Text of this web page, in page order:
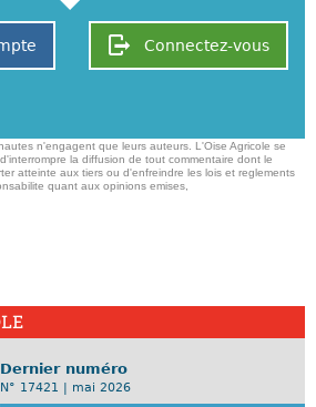
Connectez-vous
n'engagent que leurs auteurs. L'Oise Agricole se
la diffusion de tout commentaire dont le
atteinte aux tiers ou d'enfreindre les lois et reglements
quant aux opinions emises,
Dernier numéro
N° 17421 | mai 2026